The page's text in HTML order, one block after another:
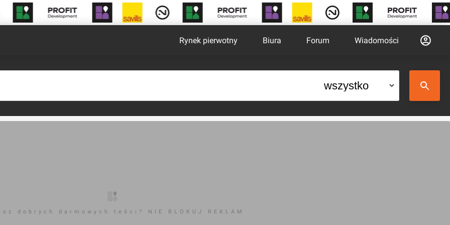
Rynek pierwotny Biura Forum Wiadomości
dobrych darmowych teści? NIE BLOKUJ REKLAM